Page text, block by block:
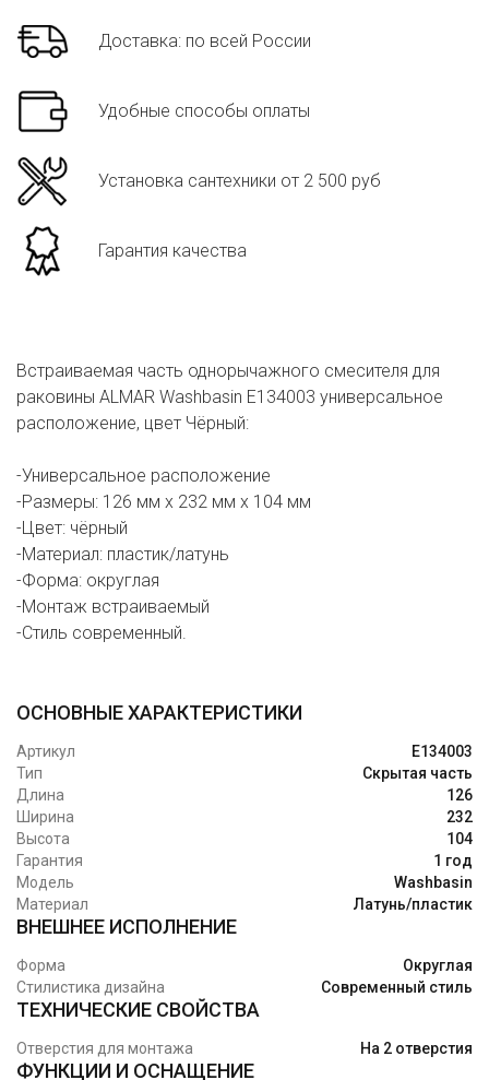
Доставка: по всей России
Удобные способы оплаты
Установка сантехники от 2 500 руб
Гарантия качества
Встраиваемая часть однорычажного смесителя для
раковины ALMAR Washbasin E134003 универсальное
расположение, цвет Чёрный:
-Универсальное расположение
-Размеры: 126 мм х 232 мм х 104 мм
-Цвет: чёрный
-Материал: пластик/латунь
-Форма: округлая
-Монтаж встраиваемый
-Стиль современный.
ОСНОВНЫЕ ХАРАКТЕРИСТИКИ
Артикул
E134003
Тип
Скрытая часть
Длина
126
Ширина
232
Высота
104
Гарантия
1 год
Модель
Washbasin
Материал
Латунь/пластик
ВНЕШНЕЕ ИСПОЛНЕНИЕ
Форма
Округлая
Стилистика дизайна
Современный стиль
ТЕХНИЧЕСКИЕ СВОЙСТВА
Отверстия для монтажа На 2 отверстия
ФУНКЦИИ И ОСНАЩЕНИЕ